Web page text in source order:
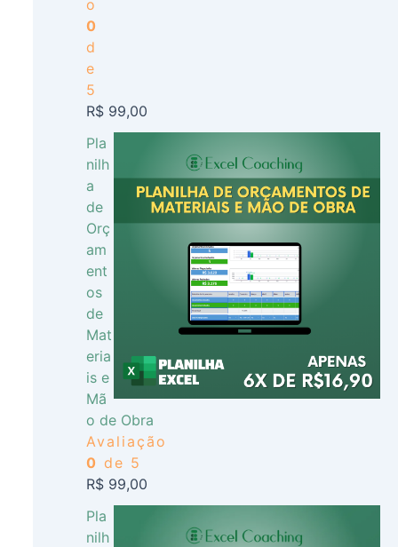
o
0
d
e
5
R$99,00
Pla
nilh
a
de
Orç
am
ent
os
de
Mat
eria
is e
Mã
o de Obra
Avaliação
0 de 5
R$99,00
Pla
nilh